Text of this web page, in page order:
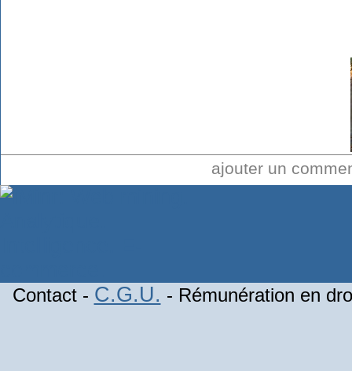
ajouter un
Contact - C.G.U. - Rémunération en